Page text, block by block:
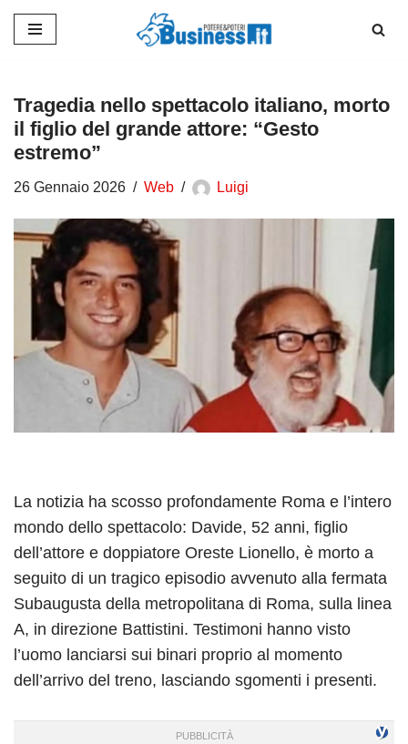
contenuto
Tragedia nello spettacolo italiano, morto
il figlio del grande attore: “Gesto
estremo”
26 Gennaio 2026 Web Luigi
La notizia ha scosso profondamente Roma e l’intero
mondo dello spettacolo: Davide, 52 anni, figlio
dell’attore e doppiatore Oreste Lionello, è morto a
seguito di un tragico episodio avvenuto alla fermata
Subaugusta della metropolitana di Roma, sulla linea
A, in direzione Battistini. Testimoni hanno visto
l’uomo lanciarsi sui binari proprio al momento
dell’arrivo del treno, lasciando sgomenti i presenti.